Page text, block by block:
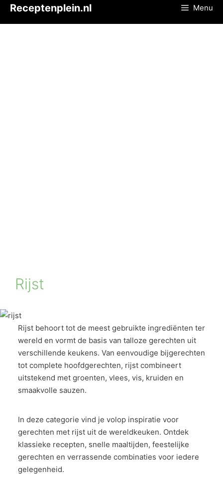
Receptenplein.nl Menu
Rijst
Rijst behoort tot de meest gebruikte ingrediënten ter
wereld en vormt de basis van talloze gerechten uit
verschillende keukens. Van eenvoudige bijgerechten
tot complete hoofdgerechten, rijst combineert
uitstekend met groenten, vlees, vis, kruiden en
smaakvolle sauzen.
In deze categorie vind je volop inspiratie voor
gerechten met rijst uit de wereldkeuken. Ontdek
klassieke recepten, snelle maaltijden, feestelijke
gerechten en verrassende combinaties voor iedere
gelegenheid.